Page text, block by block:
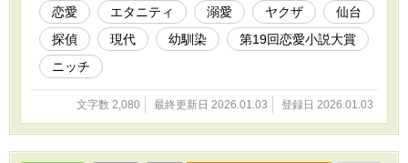
でいた矢先に、両親がとんでもない事実を彼女
に突きつける。 「屋代亭は、今夜で閉店する」
「私たち、離婚していたの」 次々と明かされる
だった。 『小春……そこへ助けにいけない。俺
の家に来い！』 みんなみんな、勝手すぎるよ
ー！ 昭和から続く、義理と人情あふれる下町商
店街で繰り広げられる、ロマンチック・サスペ
ンスラブ！！ Kindle unlimited２７０万ページ突
恋愛 エタニティ 溺愛 ヤクザ
仙台
探偵
現代 幼馴染
第19回恋愛小説大賞
ニッチ
文字数 2,080 最終更新日 2026.01.03 登録日 2026.01.03